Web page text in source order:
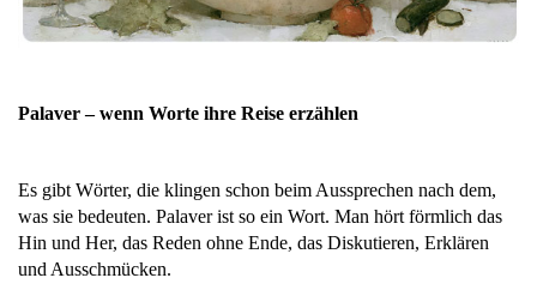
Palaver – wenn Worte ihre Reise erzählen
Es gibt Wörter, die klingen schon beim Aussprechen nach dem,
was sie bedeuten. Palaver ist so ein Wort. Man hört förmlich das
Hin und Her, das Reden ohne Ende, das Diskutieren, Erklären
und Ausschmücken.